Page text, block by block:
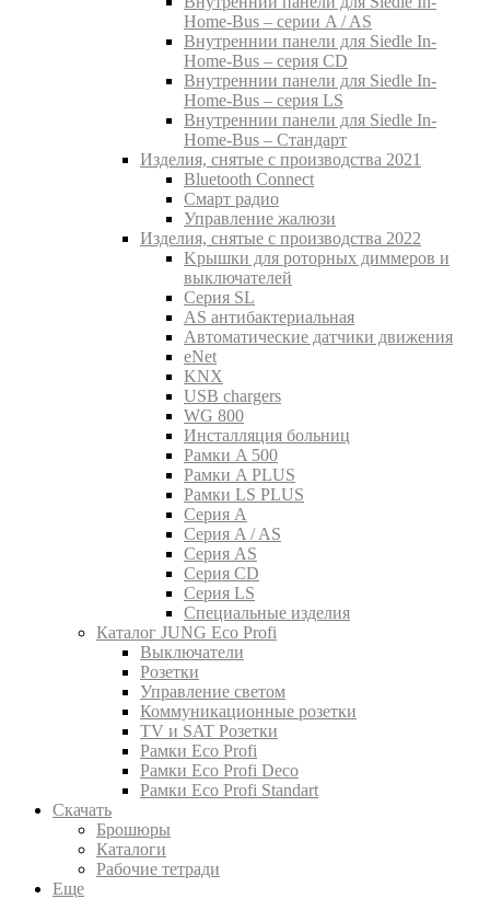
Home-Bus – серии A / AS
Внутреннии панели для Siedle In-
Home-Bus – серия CD
Внутреннии панели для Siedle In-
Home-Bus – серия LS
Внутреннии панели для Siedle In-
Home-Bus – Стандарт
Изделия, снятые с производства 2021
Bluetooth Connect
Смарт радио
Управление жалюзи
Изделия, снятые с производства 2022
Kрышки для роторных диммеров и
выключателей
Серия SL
AS антибактериальная
Aвтоматические датчики движения
eNet
KNX
USB chargers
WG 800
Инсталляция больниц
Рамки A 500
Рамки A PLUS
Рамки LS PLUS
Серия A
Серия A / AS
Серия AS
Серия CD
Серия LS
Специальные изделия
Каталог JUNG Eco Profi
Выключатели
Розетки
Управление светом
Коммуникационные розетки
TV и SAT Розетки
Рамки Eco Profi
Рамки Eco Profi Deco
Рамки Eco Profi Standart
Скачать
Брошюры
Каталоги
Рабочие тетради
Еще